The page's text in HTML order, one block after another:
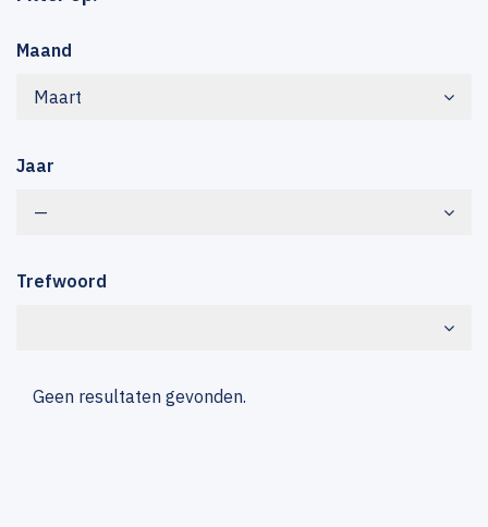
Maand
Maart
Jaar
—
Trefwoord
Geen resultaten gevonden.